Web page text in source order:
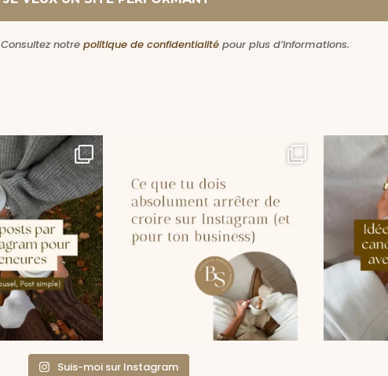
notre politique de confidentialitépour plus d’informations.
Suis-moi sur Instagram